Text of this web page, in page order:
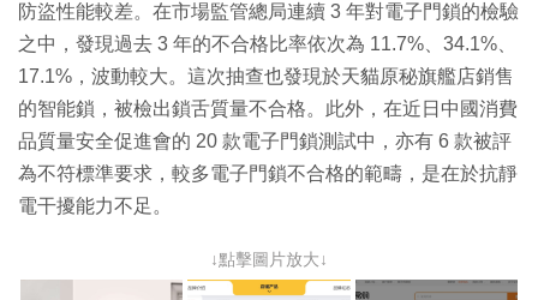
防盜性能較差。在市場監管總局連續 3 年對電子門鎖的檢驗
之中，發現過去 3 年的不合格比率依次為 11.7%、34.1%、
17.1%，波動較大。這次抽查也發現於天貓原秘旗艦店銷售
的智能鎖，被檢出鎖舌質量不合格。此外，在近日中國消費
品質量安全促進會的 20 款電子門鎖測試中，亦有 6 款被評
為不符標準要求，較多電子門鎖不合格的範疇，是在於抗靜
電干擾能力不足。
↓點擊圖片放大↓